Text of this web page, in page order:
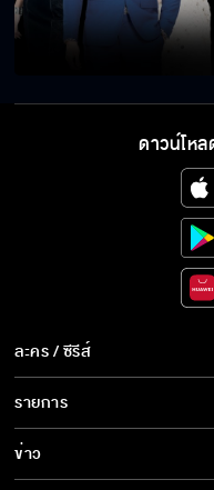
แต่
มอ
ไม่
ตะ
ดาวน์โหล
ละคร / ซีรีส์
ละคร/ซีรีส์
ซีรีส์นานาชาติ
การ์ตูน & เกม
รายการ
รายการทั้งหมด
ข่าว